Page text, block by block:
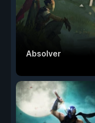
Absolver